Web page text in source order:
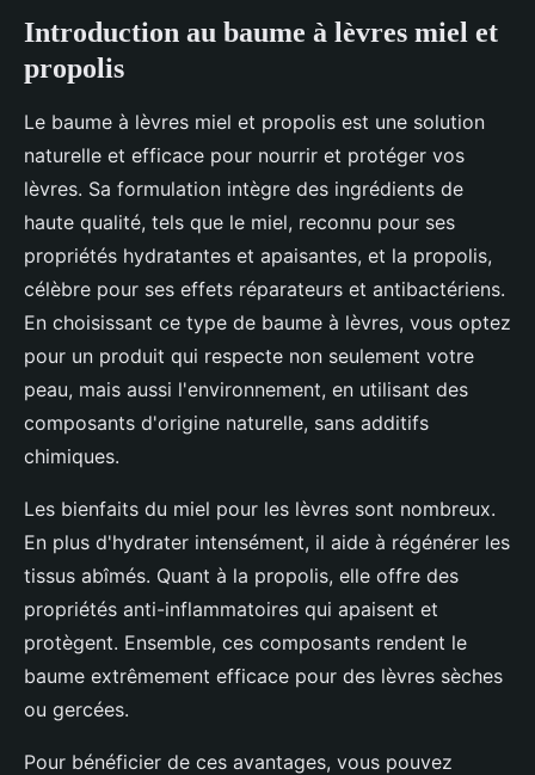
Introduction au baume à lèvres miel et
propolis
Le baume à lèvres miel et propolis est une solution
naturelle et efficace pour nourrir et protéger vos
lèvres. Sa formulation intègre des ingrédients de
haute qualité, tels que le miel, reconnu pour ses
propriétés hydratantes et apaisantes, et la propolis,
célèbre pour ses effets réparateurs et antibactériens.
En choisissant ce type de baume à lèvres, vous optez
pour un produit qui respecte non seulement votre
peau, mais aussi l'environnement, en utilisant des
composants d'origine naturelle, sans additifs
chimiques.
Les bienfaits du miel pour les lèvres sont nombreux.
En plus d'hydrater intensément, il aide à régénérer les
tissus abîmés. Quant à la propolis, elle offre des
propriétés anti-inflammatoires qui apaisent et
protègent. Ensemble, ces composants rendent le
baume extrêmement efficace pour des lèvres sèches
ou gercées.
Pour bénéficier de ces avantages, vous pouvez